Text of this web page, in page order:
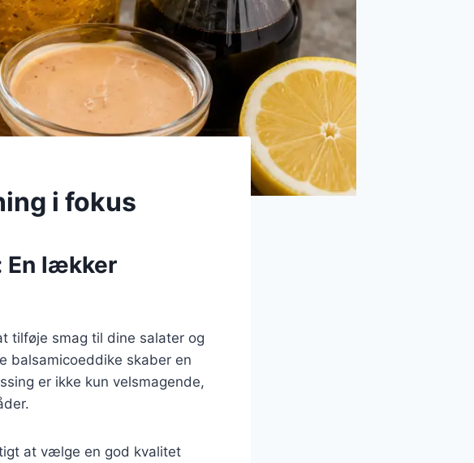
i fokus
En lækker
tilføje smag til dine salater og
balsamicoeddike skaber en
er ikke kun velsmagende,
at vælge en god kvalitet